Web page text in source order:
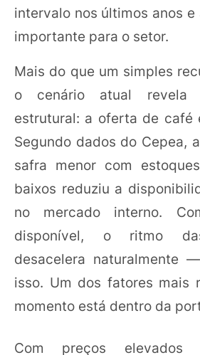
intervalo nos últimos anos e
importante para o setor.
Mais do que um simples
o cenário atual revela
estrutural: a oferta de café
Segundo dados do Cepea,
safra menor com
baixos reduziu a
no mercado interno.
disponível, o ritmo
desacelera naturalmente
isso. Um dos fatores mais
momento está dentro da
Com preços